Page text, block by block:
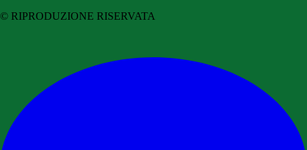
© RIPRODUZIONE RISERVATA